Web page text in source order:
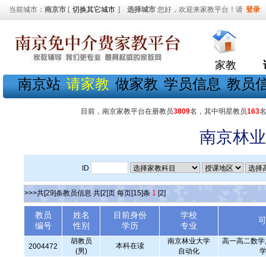
当前城市： 南京市 [ 切换其它城市 ] 选择城市 您好，欢迎来家教平台！请 登录
家教
南京站 请家教 做家教 学员信息 教员
目前，南京家教平台在册教员3809名，其中明星教员163
南京林
ID
>>>共[29]条教员信息 共[2]页 每页[15]条 1 [2]
教员
编号
姓名
性别
目前身份
学历
学校
专业
2004472
胡教员
(男)
本科在读
南京林业大学
自动化
高一高二数